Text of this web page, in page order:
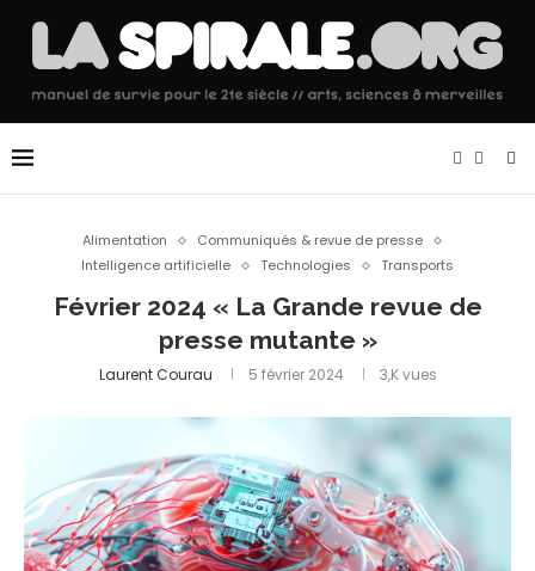
Alimentation
Communiqués & revue de presse
Intelligence artificielle
Technologies Transports
Février 2024 « La Grande revue de
presse mutante »
Laurent Courau 5 février 2024 3,Kvues